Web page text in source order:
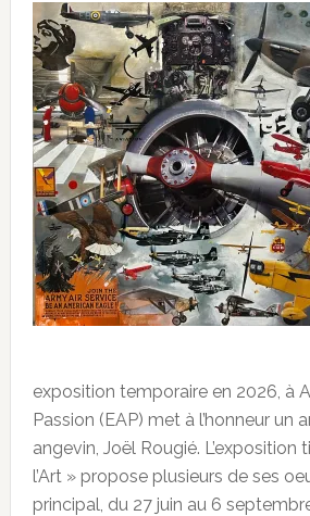
exposition temporaire en 2026, à
Passion (EAP) met à l’honneur un
angevin, Joël Rougié. L’exposition
l’Art » propose plusieurs de ses
principal, du 27 juin au 6